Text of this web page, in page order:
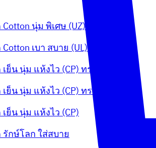
นุ่ม พิเศษ (UZ)
เบา สบาย (UL)
ย็น นุ่ม แห้งไว (CP) ทรงOversize
ย็น นุ่ม แห้งไว (CP) ทรงCrop
ย็น นุ่ม แห้งไว (CP)
รักษ์โลก ใส่สบาย